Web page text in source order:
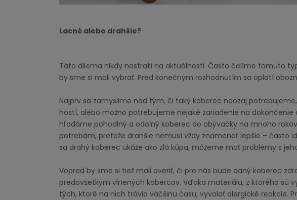
Lacné alebo drahšie?
Táto dilema nikdy nestratí na aktuálnosti. Často čelíme tomuto
by sme si mali vybrať. Pred konečným rozhodnutím sa oplatí
Najprv sa zamyslime nad tým, či taký koberec naozaj
hostí, alebo možno potrebujeme nejaké zariadenie na dokončenie
hľadáme pohodlný a odolný koberec do obývačky na mnoho
potrebám, pretože drahšie nemusí vždy znamenať lepšie – často
sa drahý koberec ukáže ako zlá kúpa, môžeme mať problémy s
Vopred by sme si tiež mali overiť, či pre nás bude daný koberec
predovšetkým vlnených kobercov. Vďaka materiálu, z ktorého sú
tých, ktoré na nich trávia väčšinu času, vyvolať alergické reakcie.